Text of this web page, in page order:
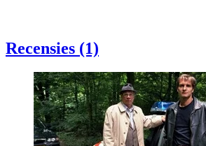
Recensies (1)